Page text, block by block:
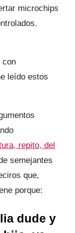
microchips
con
leído estos
repito, del
semejantes
que,
porque:
dude y